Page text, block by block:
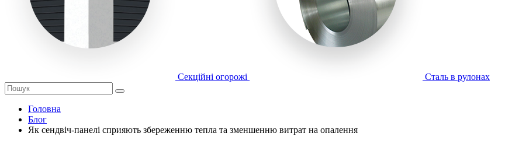
Секційні огорожі Сталь в рулонах
Головна
Блог
Як сендвіч-панелі сприяють збереженню тепла та зменшенню витрат на опалення